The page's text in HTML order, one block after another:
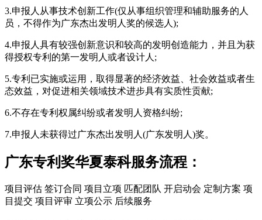
3.申报人从事技术创新工作(仅从事组织管理和辅助服务的人
员，不得作为广东杰出发明人奖的候选人);
4.申报人具有较强创新意识和较高的发明创造能力，并且为获
得授权专利的第一发明人或者设计人;
5.专利已实施或运用，取得显著的经济效益、社会效益或者生
态效益，对促进相关领域技术进步具有实质性贡献;
6.不存在专利权属纠纷或者发明人资格纠纷;
7.申报人未获得过广东杰出发明人(广东发明人)奖。
广东专利奖华夏泰科服务流程：
项目评估 签订合同 项目立项 匹配团队 开启动会 定制方案 项
目提交 项目评审 立项公示 后续服务